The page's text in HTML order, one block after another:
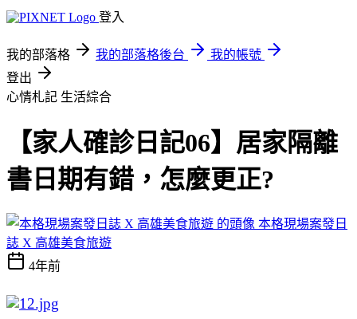
登入
我的部落格 我的部落格後台
我的帳號
登出
心情札記 生活綜合
【家人確診日記06】居家隔離
書日期有錯，怎麼更正?
本格現場案發日
誌 X 高雄美食旅遊
4年前